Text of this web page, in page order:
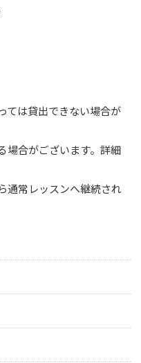
は貸出できない場合が
合がございます。詳細
常レッスンへ継続され